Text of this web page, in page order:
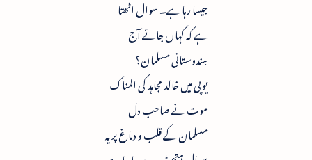
جیسا رہا ہے۔ سوال اٹھتا
ہے کہ کہاں جائے آج
ہندوستانی مسلمان؟
یوپی میں خالد مجاہد کی المناک
موت نے صاحب دل
مسلمان کے قلب و دماغ پر یہ